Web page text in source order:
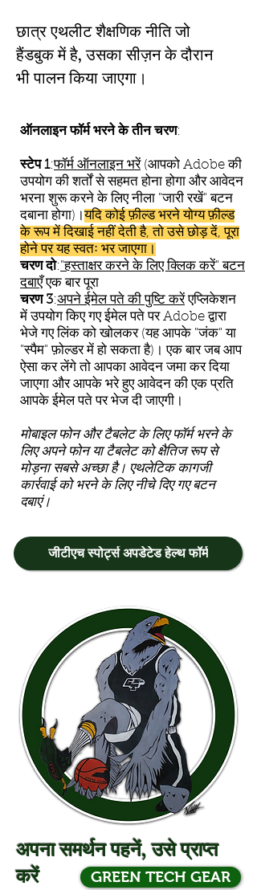
छात्र एथलीट शैक्षणिक नीति जो
हैंडबुक में है, उसका सीज़न के दौरान
भी पालन किया जाएगा।
ऑनलाइन फॉर्म भरने के तीन चरण:
स्टेप 1:फॉर्म ऑनलाइन भरें(आपको Adobe की
उपयोग की शर्तों से सहमत होना होगा और आवेदन
भरना शुरू करने के लिए नीला "जारी रखें" बटन
दबाना होगा)।यदि कोई फ़ील्ड भरने योग्य फ़ील्ड
के रूप में दिखाई नहीं देती है, तो उसे छोड़ दें, पूरा
होने पर यह स्वतः भर जाएगा।
चरण दो:"हस्ताक्षर करने के लिए क्लिक करें" बटन
दबाएँएक बार पूरा
चरण 3:अपने ईमेल पते की पुष्टि करेंएप्लिकेशन
में उपयोग किए गए ईमेल पते पर Adobe द्वारा
भेजे गए लिंक को खोलकर (यह आपके "जंक" या
"स्पैम" फ़ोल्डर में हो सकता है)। एक बार जब आप
ऐसा कर लेंगे तो आपका आवेदन जमा कर दिया
जाएगा और आपके भरे हुए आवेदन की एक प्रति
आपके ईमेल पते पर भेज दी जाएगी।
मोबाइल फोन और टैबलेट के लिए फॉर्म भरने के
लिए अपने फोन या टैबलेट को क्षैतिज रूप से
मोड़ना सबसे अच्छा है। एथलेटिक कागजी
कार्रवाई को भरने के लिए नीचे दिए गए बटन
दबाएं।
जीटीएच स्पोर्ट्स अपडेटेड हेल्थ फॉर्म
GREEN TECH GEAR
अपना समर्थन पहनें, उसे प्राप्त
करें